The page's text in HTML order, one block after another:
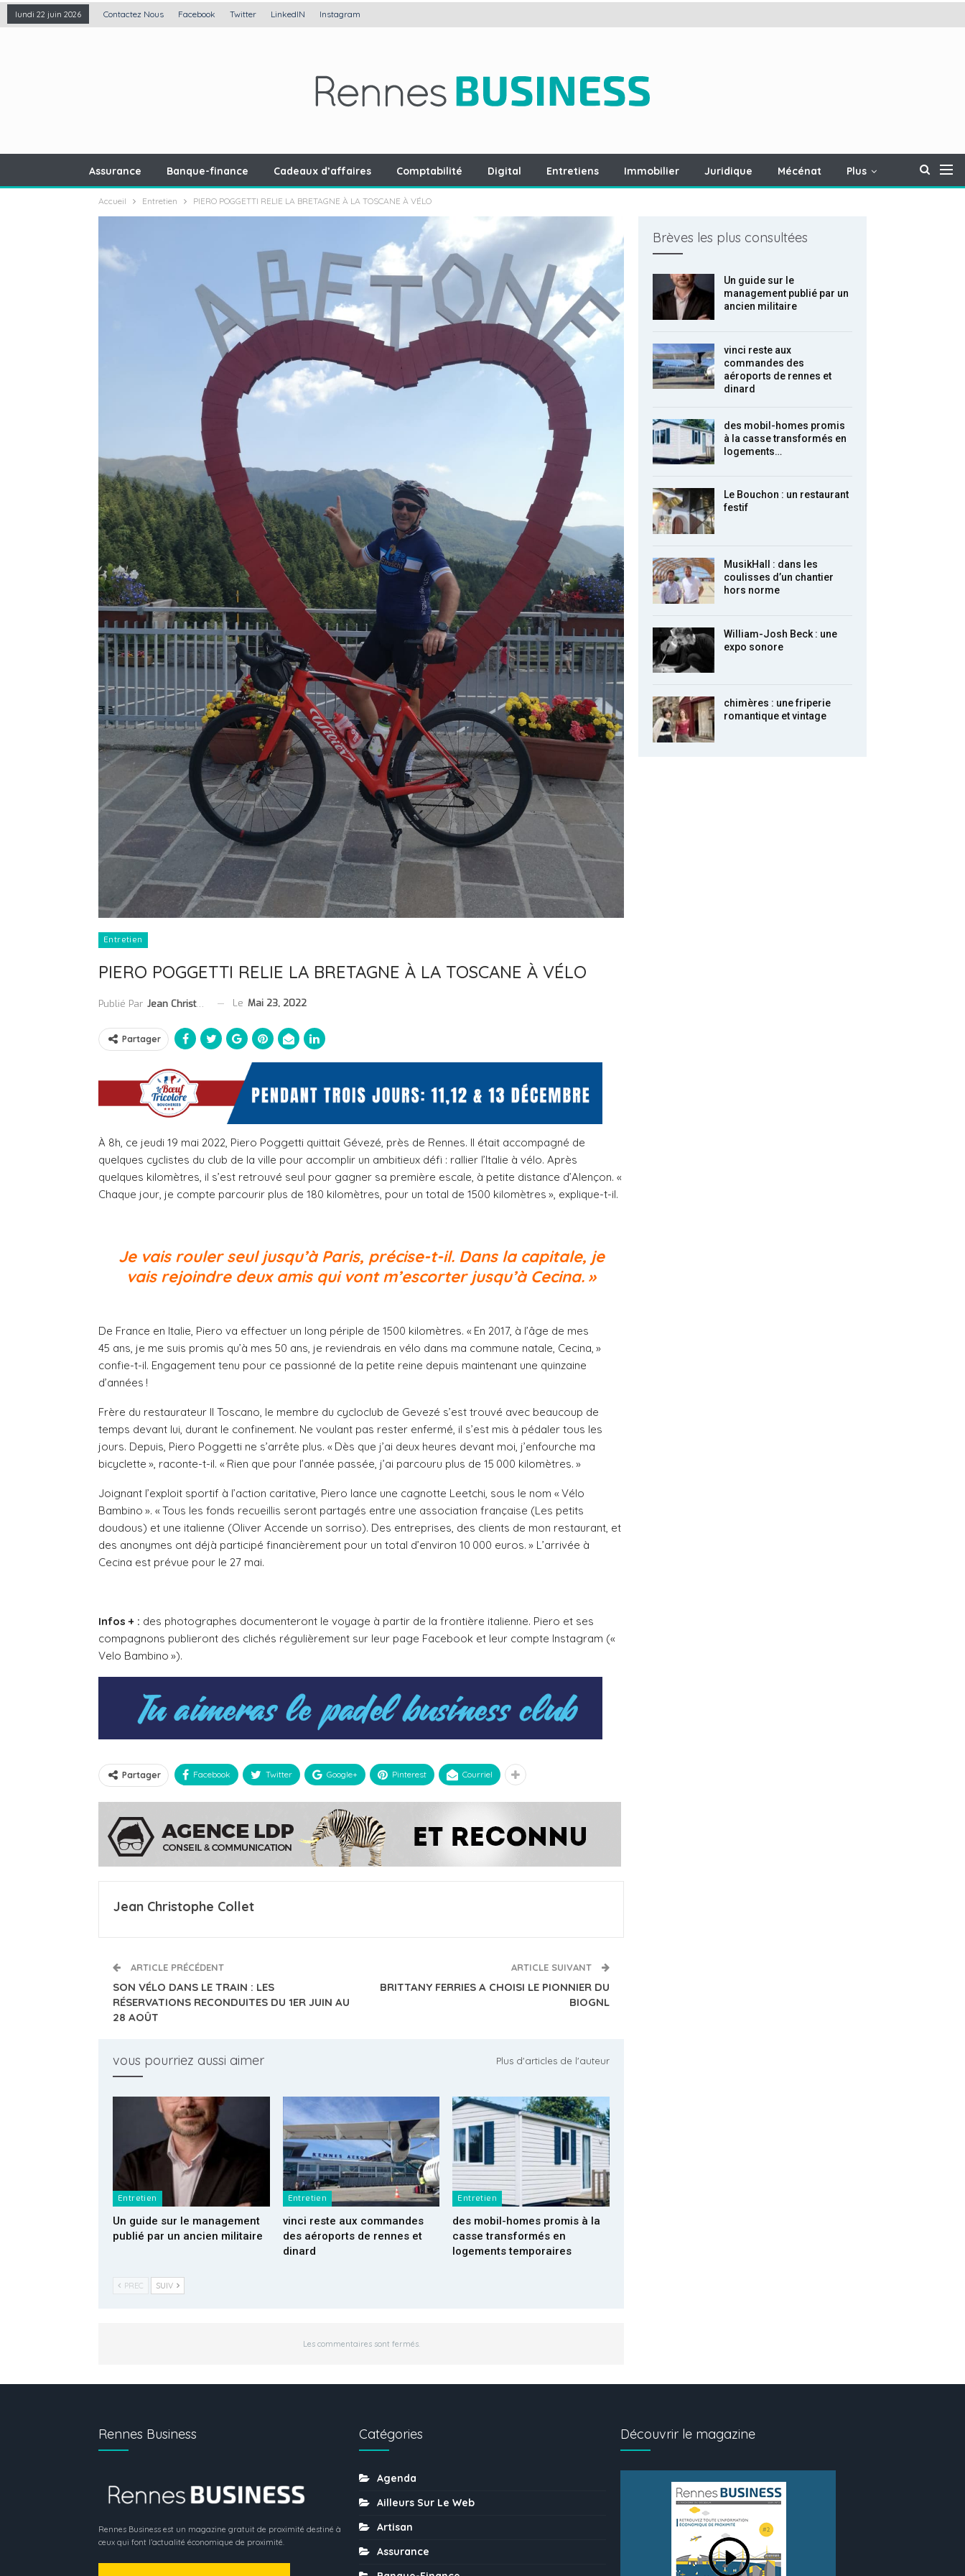
lundi 22 juin 2026 Contactez Nous Facebook Twitter LinkedIN Instagram
Assurance Banque-finance Cadeaux d’affaires Comptabilité Digital Entretiens Immobilier Juridique Mécénat Plus
Accueil Entretien PIERO POGGETTI RELIE LA BRETAGNE À LA TOSCANE À VÉLO
Entretien
PIERO POGGETTI RELIE LA BRETAGNE À LA TOSCANE À VÉLO
Publié Par Jean Christophe Collet Le Mai 23, 2022
Partager
À 8h, ce jeudi 19 mai 2022, Piero Poggetti quittait Gévezé, près de Rennes. Il était accompagné de
quelques cyclistes du club de la ville pour accomplir un ambitieux défi : rallier l’Italie à vélo. Après
quelques kilomètres, il s’est retrouvé seul pour gagner sa première escale, à petite distance d’Alençon. «
Chaque jour, je compte parcourir plus de 180 kilomètres, pour un total de 1500 kilomètres », explique-t-il.
Je vais rouler seul jusqu’à Paris, précise-t-il. Dans la capitale, je
vais rejoindre deux amis qui vont m’escorter jusqu’à Cecina. »
De France en Italie, Piero va effectuer un long périple de 1500 kilomètres. « En 2017, à l’âge de mes
45 ans, je me suis promis qu’à mes 50 ans, je reviendrais en vélo dans ma commune natale, Cecina, »
confie-t-il. Engagement tenu pour ce passionné de la petite reine depuis maintenant une quinzaine
d’années !
Frère du restaurateur Il Toscano, le membre du cycloclub de Gevezé s’est trouvé avec beaucoup de
temps devant lui, durant le confinement. Ne voulant pas rester enfermé, il s’est mis à pédaler tous les
jours. Depuis, Piero Poggetti ne s’arrête plus. « Dès que j’ai deux heures devant moi, j’enfourche ma
bicyclette », raconte-t-il. « Rien que pour l’année passée, j’ai parcouru plus de 15 000 kilomètres. »
Joignant l’exploit sportif à l’action caritative, Piero lance une cagnotte Leetchi, sous le nom « Vélo
Bambino ». « Tous les fonds recueillis seront partagés entre une association française (Les petits
doudous) et une italienne (Oliver Accende un sorriso). Des entreprises, des clients de mon restaurant, et
des anonymes ont déjà participé financièrement pour un total d’environ 10 000 euros. » L’arrivée à
Cecina est prévue pour le 27 mai.
Infos + : des photographes documenteront le voyage à partir de la frontière italienne. Piero et ses
compagnons publieront des clichés régulièrement sur leur page Facebook et leur compte Instagram («
Velo Bambino »).
Partager Facebook Twitter Google+ Pinterest Courriel
Jean Christophe Collet
ARTICLE PRÉCÉDENT
SON VÉLO DANS LE TRAIN : LES
RÉSERVATIONS RECONDUITES DU 1ER JUIN AU
28 AOÛT
ARTICLE SUIVANT
BRITTANY FERRIES A CHOISI LE PIONNIER DU
BIOGNL
vous pourriez aussi aimer Plus d'articles de l'auteur
Entretien
Un guide sur le management
publié par un ancien militaire
Entretien
vinci reste aux commandes
des aéroports de rennes et
dinard
Entretien
des mobil-homes promis à la
casse transformés en
logements temporaires
PREC SUIV
Les commentaires sont fermés.
Brèves les plus consultées
Un guide sur le
management publié par un
ancien militaire
vinci reste aux
commandes des
aéroports de rennes et
dinard
des mobil-homes promis
à la casse transformés en
logements…
Le Bouchon : un restaurant
festif
MusikHall : dans les
coulisses d’un chantier
hors norme
William-Josh Beck : une
expo sonore
chimères : une friperie
romantique et vintage
Rennes Business
Rennes Business est un magazine gratuit de proximité destiné à
ceux qui font l’actualité économique de proximité.
Catégories
Agenda
Ailleurs Sur Le Web
Artisan
Assurance
Découvrir le magazine